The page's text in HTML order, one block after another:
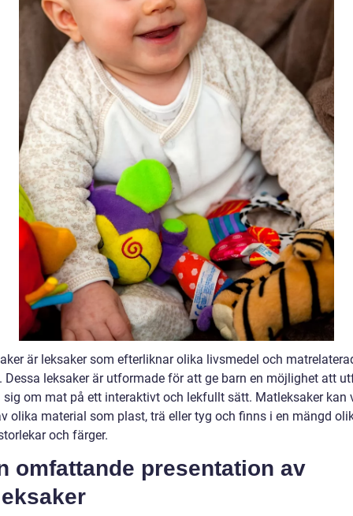
är leksaker som efterliknar olika livsmedel och
Dessa leksaker är utformade för att ge barn en möjlighet att
sig om mat på ett interaktivt och lekfullt sätt. Matleksaker kan
olika material som plast, trä eller tyg och finns i en mängd
och färger.
omfattande presentation av